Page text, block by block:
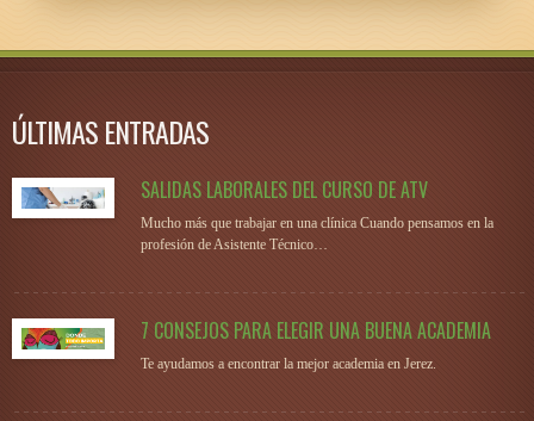
ÚLTIMAS ENTRADAS
SALIDAS LABORALES DEL CURSO DE ATV
Mucho más que trabajar en una clínica Cuando pensamos en la
profesión de Asistente Técnico…
7 CONSEJOS PARA ELEGIR UNA BUENA ACADEMIA
Te ayudamos a encontrar la mejor academia en Jerez.